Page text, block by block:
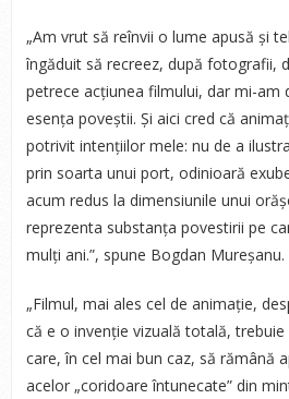
„Am vrut să reînvii o lume apusă și
îngăduit să recreez, după fotografii,
petrece acțiunea filmului, dar mi-am
esența poveștii. Și aici cred că
potrivit intențiilor mele: nu de a
prin soarta unui port, odinioară
acum redus la dimensiunile unui
reprezenta substanța povestirii pe
mulți ani.”, spune Bogdan Mureșanu.
„Filmul, mai ales cel de animație,
că e o invenție vizuală totală,
care, în cel mai bun caz, să rămână
acelor „coridoare întunecate” din